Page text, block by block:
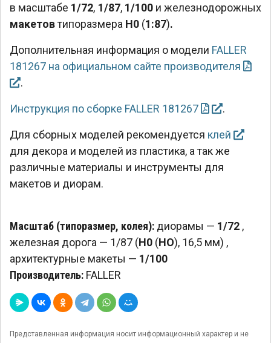
в масштабе 1/72, 1/87, 1/100и железнодорожных
макетовтипоразмера Н0 (1:87).
Дополнительная информация о модели FALLER
181267 на официальном сайте производителя
.
Инструкция по сборке FALLER 181267 .
Для сборных моделей рекомендуется клей
для декора и моделей из пластика, а так же
различные материалы и инструменты для
макетов и диорам.
Масштаб (типоразмер, колея): диорамы — 1/72 ,
железная дорога — 1/87 (H0 (HO), 16,5 мм) ,
архитектурные макеты — 1/100
Производитель: FALLER
Представленная информация носит информационный характер и не